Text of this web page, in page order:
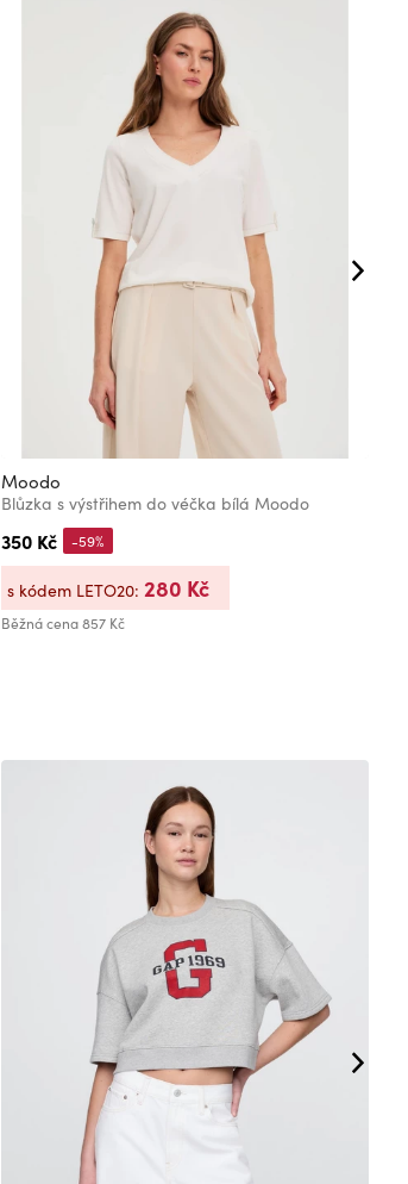
Moodo
Blůzka s výstřihem do véčka bílá Moodo
350 Kč
Běžná cena857 Kč
-59%
s kódem LETO20: 280 Kč